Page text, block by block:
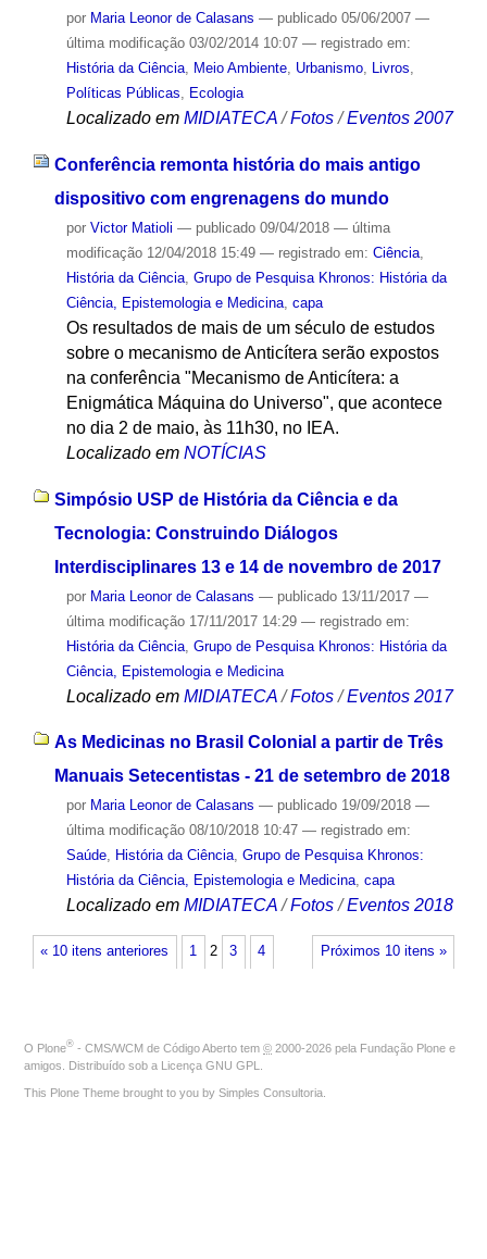
por Maria Leonor de Calasans — publicado05/06/2007 —
última modificação03/02/2014 10:07 — registrado em:
História da Ciência, Meio Ambiente, Urbanismo, Livros,
Políticas Públicas, Ecologia
Localizado em MIDIATECA /Fotos /Eventos 2007
Conferência remonta história do mais antigo
dispositivo com engrenagens do mundo
por Victor Matioli — publicado09/04/2018 — última
modificação12/04/2018 15:49 — registrado em: Ciência,
História da Ciência, Grupo de Pesquisa Khronos: História da
Ciência, Epistemologia e Medicina, capa
Os resultados de mais de um século de estudos
sobre o mecanismo de Anticítera serão expostos
na conferência "Mecanismo de Anticítera: a
Enigmática Máquina do Universo", que acontece
no dia 2 de maio, às 11h30, no IEA.
Localizado em NOTÍCIAS
Simpósio USP de História da Ciência e da
Tecnologia: Construindo Diálogos
Interdisciplinares 13 e 14 de novembro de 2017
por Maria Leonor de Calasans — publicado13/11/2017 —
última modificação17/11/2017 14:29 — registrado em:
História da Ciência, Grupo de Pesquisa Khronos: História da
Ciência, Epistemologia e Medicina
Localizado em MIDIATECA /Fotos /Eventos 2017
As Medicinas no Brasil Colonial a partir de Três
Manuais Setecentistas - 21 de setembro de 2018
por Maria Leonor de Calasans — publicado19/09/2018 —
última modificação08/10/2018 10:47 — registrado em:
Saúde, História da Ciência, Grupo de Pesquisa Khronos:
História da Ciência, Epistemologia e Medicina, capa
Localizado em MIDIATECA /Fotos /Eventos 2018
« 10 itens anteriores Próximos 10 itens »
1 2 3 4
O Plone® - CMS/WCM de Código Aberto tem © 2000-2026 pela Fundação Plone e
amigos. Distribuído sob a Licença GNU GPL
This Plone Theme brought to you by Simples Consultoria